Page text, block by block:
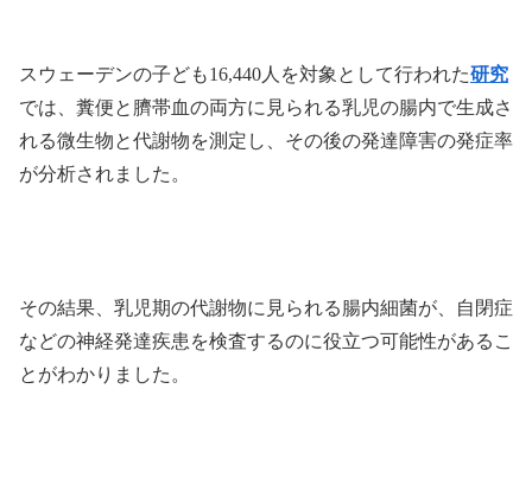
スウェーデンの子ども16,440人を対象として行われた研究
では、糞便と臍帯血の両方に見られる乳児の腸内で生成さ
れる微生物と代謝物を測定し、その後の発達障害の発症率
が分析されました。
その結果、乳児期の代謝物に見られる腸内細菌が、自閉症
などの神経発達疾患を検査するのに役立つ可能性があるこ
とがわかりました。